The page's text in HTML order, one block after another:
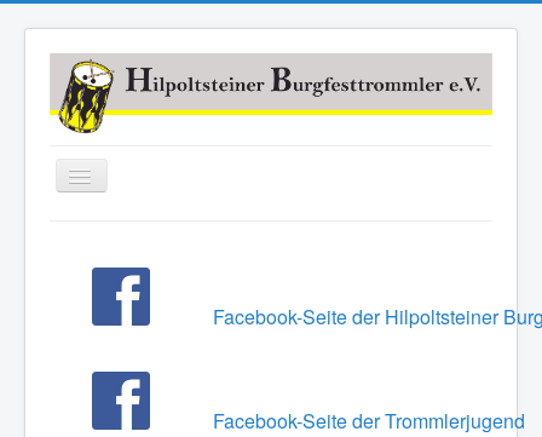
Navigation
Über uns
Mitmachen
Facebook-Seite der Hilpoltsteiner
Facebook-Seite der Trommlerjugend